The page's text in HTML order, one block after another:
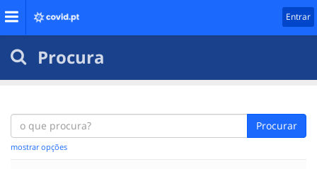
Entrar
Procura
Procurar
mostrar opções